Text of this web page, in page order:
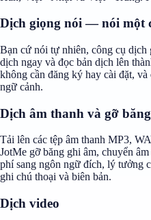
Dịch giọng nói — nói một
Bạn cứ nói tự nhiên, công cụ dịch
dịch ngay và đọc bản dịch lên
không cần đăng ký hay cài đặt,
ngữ cảnh.
Dịch âm thanh và gỡ
Tải lên các tệp âm thanh MP3,
JotMe gỡ băng ghi âm, chuyển
phí sang ngôn ngữ đích, lý tưởng
ghi chú thoại và biên bản.
Dịch video